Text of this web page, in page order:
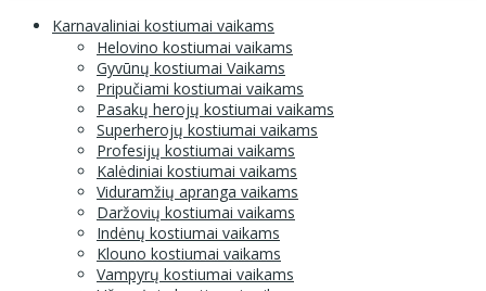
Karnavaliniai kostiumai vaikams
Helovino kostiumai vaikams
Gyvūnų kostiumai Vaikams
Pripučiami kostiumai vaikams
Pasakų herojų kostiumai vaikams
Superherojų kostiumai vaikams
Profesijų kostiumai vaikams
Kalėdiniai kostiumai vaikams
Viduramžių apranga vaikams
Daržovių kostiumai vaikams
Indėnų kostiumai vaikams
Klouno kostiumai vaikams
Vampyrų kostiumai vaikams